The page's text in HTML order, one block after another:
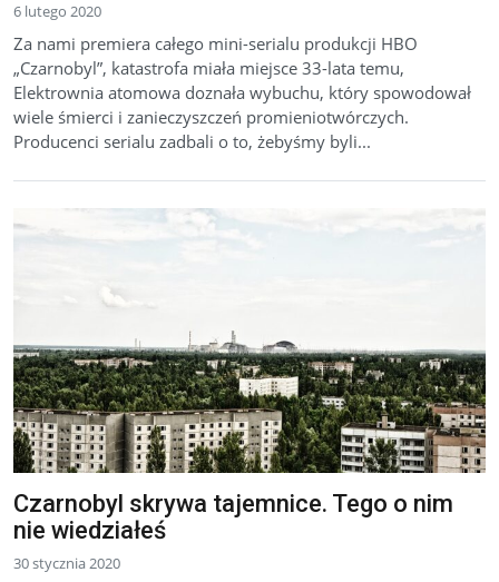
6 lutego 2020
Za nami premiera całego mini-serialu produkcji HBO
„Czarnobyl”, katastrofa miała miejsce 33-lata temu,
Elektrownia atomowa doznała wybuchu, który spowodował
wiele śmierci i zanieczyszczeń promieniotwórczych.
Producenci serialu zadbali o to, żebyśmy byli...
Czarnobyl skrywa tajemnice. Tego o nim
nie wiedziałeś
30 stycznia 2020